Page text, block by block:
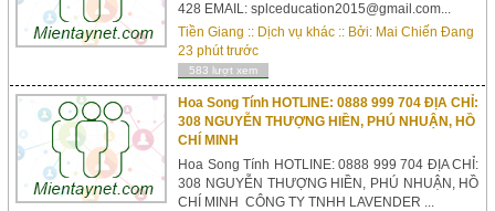
428 EMAIL: splceducation2015@gmail.com...
Tiền Giang :: Dịch vụ khác :: Bởi: Mai Chiến Đang
23 phút trước
583 lượt xem
Hoa Song Tính HOTLINE: 0888 999 704 ĐỊA CHỈ:
308 NGUYỄN THƯỢNG HIỀN, PHÚ NHUẬN, HỒ
CHÍ MINH
Hoa Song Tính HOTLINE: 0888 999 704 ĐỊA CHỈ:
308 NGUYỄN THƯỢNG HIỀN, PHÚ NHUẬN, HỒ
CHÍ MINH CÔNG TY TNHH LAVENDER ...